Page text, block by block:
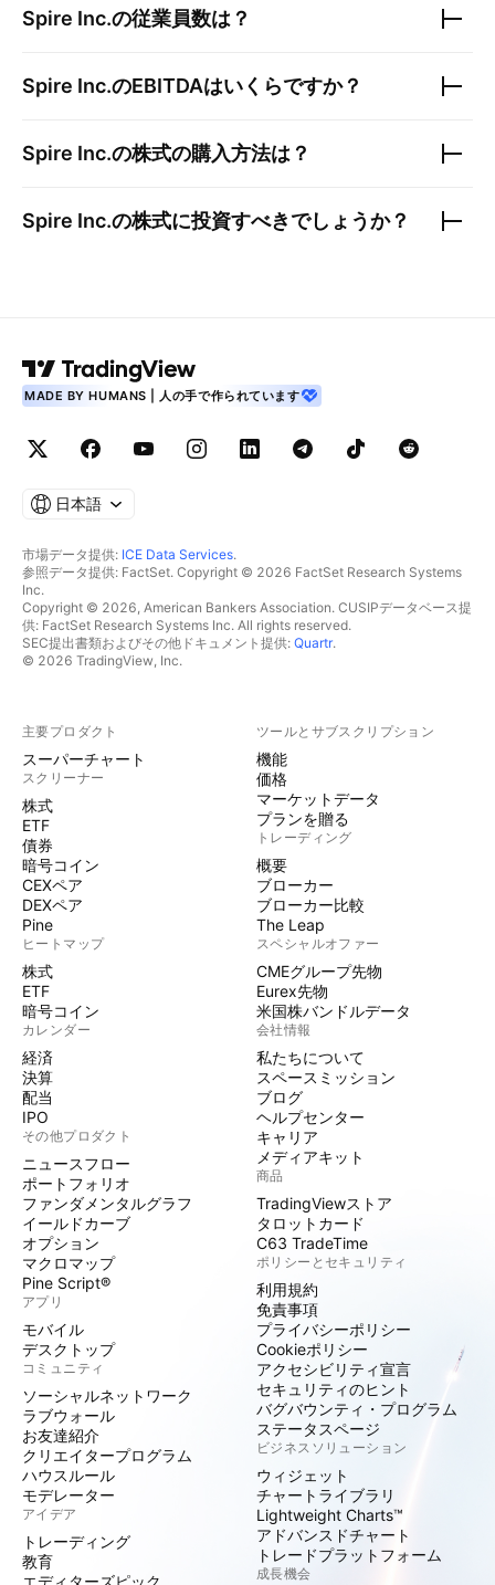
Spire Inc.の従業員数は？
Spire Inc.のEBITDAはいくらですか？
Spire Inc.の株式の購入方法は？
Spire Inc.の株式に投資すべきでしょうか？
MADE BY HUMANS | 人の手で作られています
日本語
市場データ提供: ICE Data Services.
参照データ提供: FactSet. Copyright © 2026 FactSet Research Systems
Inc.
Copyright © 2026, American Bankers Association. CUSIPデータベース提
供: FactSet Research Systems Inc. All rights reserved.
SEC提出書類およびその他ドキュメント提供: Quartr.
© 2026 TradingView, Inc.
主要プロダクト
スーパーチャート
スクリーナー
株式
ETF
債券
暗号コイン
CEXペア
DEXペア
Pine
ヒートマップ
株式
ETF
暗号コイン
カレンダー
経済
決算
配当
IPO
その他プロダクト
ニュースフロー
ポートフォリオ
ファンダメンタルグラフ
イールドカーブ
オプション
マクロマップ
Pine Script®
アプリ
モバイル
デスクトップ
コミュニティ
ソーシャルネットワーク
ラブウォール
お友達紹介
クリエイタープログラム
ハウスルール
モデレーター
アイデア
トレーディング
教育
エディターズピック
ツールとサブスクリプション
機能
価格
マーケットデータ
プランを贈る
トレーディング
概要
ブローカー
ブローカー比較
The Leap
スペシャルオファー
CMEグループ先物
Eurex先物
米国株バンドルデータ
会社情報
私たちについて
スペースミッション
ブログ
ヘルプセンター
キャリア
メディアキット
商品
TradingViewストア
タロットカード
C63 TradeTime
ポリシーとセキュリティ
利用規約
免責事項
プライバシーポリシー
Cookieポリシー
アクセシビリティ宣言
セキュリティのヒント
バグバウンティ・プログラム
ステータスページ
ビジネスソリューション
ウィジェット
チャートライブラリ
Lightweight Charts™
アドバンスドチャート
トレードプラットフォーム
成長機会